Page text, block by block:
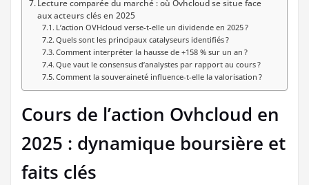
Lecture comparée du marché : où Ovhcloud se situe face
aux acteurs clés en 2025
L’action OVHcloud verse-t-elle un dividende en 2025 ?
Quels sont les principaux catalyseurs identifiés ?
Comment interpréter la hausse de +158 % sur un an ?
Que vaut le consensus d’analystes par rapport au cours ?
Comment la souveraineté influence-t-elle la valorisation ?
Cours de l’action Ovhcloud en
2025 : dynamique boursière et
faits clés